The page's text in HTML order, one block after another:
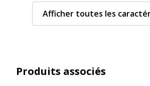
Matériau(x) du produit Carton
Afficher toutes les
Produits associés